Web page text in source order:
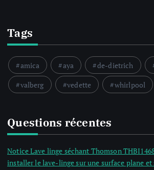
Tags
amica aya de-dietrich
valberg
vedette whirlpool
Questions récentes
Notice Lave linge séchant Thomson
installer le lave-linge sur une surface plane et